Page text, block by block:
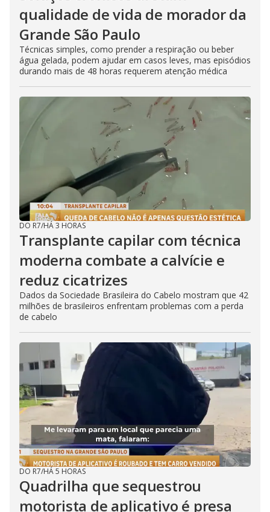
qualidade de vida de morador da
Grande São Paulo
Técnicas simples, como prender a respiração ou beber
água gelada, podem ajudar em casos leves, mas episódios
durando mais de 48 horas requerem atenção médica
DO R7/HÁ 3 HORAS
Transplante capilar com técnica
moderna combate a calvície e
reduz cicatrizes
Dados da Sociedade Brasileira do Cabelo mostram que 42
milhões de brasileiros enfrentam problemas com a perda
de cabelo
DO R7/HÁ 5 HORAS
Quadrilha que sequestrou
motorista de aplicativo é presa